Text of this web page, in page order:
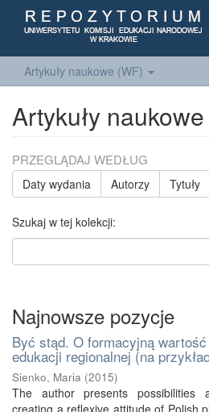
Artykuły naukowe (WF)
Artykuły
PRZEGLĄDAJ WEDŁUG
Daty wydania Autorzy Tytuły
Szukaj w tej kolekcji:
Najnowsze pozycje
Być stąd. O formacyjną
edukacji regionalnej (na
Sienko, Maria (2015)
The author presents possibilities
creating a reflexive attitude of Polish